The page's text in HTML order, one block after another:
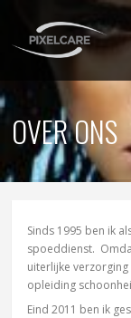
OVER ONS
Sinds 1995 ben ik
spoeddienst.
uiterlijke
opleiding
Eind 2011 ben ik